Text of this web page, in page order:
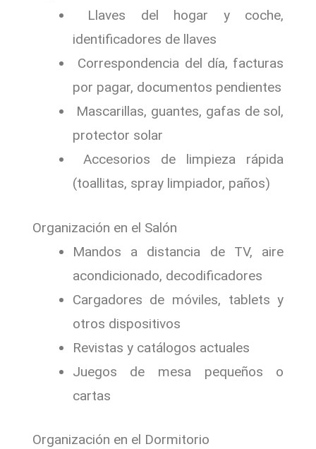
Llaves del hogar y coche,
identificadores de llaves
Correspondencia del día, facturas
por pagar, documentos pendientes
Mascarillas, guantes, gafas de sol,
protector solar
Accesorios de limpieza rápida
(toallitas, spray limpiador, paños)
Organización en el Salón
Mandos a distancia de TV, aire
acondicionado, decodificadores
Cargadores de móviles, tablets y
otros dispositivos
Revistas y catálogos actuales
Juegos de mesa pequeños o
cartas
Organización en el Dormitorio